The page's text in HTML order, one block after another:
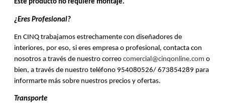
Este producto no requiere montaje.
¿Eres Profesional?
En CINQ trabajamos estrechamente con diseñadores de
interiores, por eso, si eres empresa o profesional, contacta con
nosotros a través de nuestro correo comercial@cinqonline.com o
bien, a través de nuestro teléfono 954080526/ 673854289 para
informarte más sobre nuestros precios y ofertas.
Transporte